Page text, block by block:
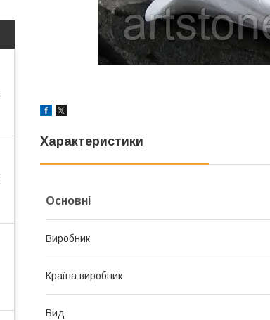
Характеристики
Основні
Виробник
Країна виробник
Вид